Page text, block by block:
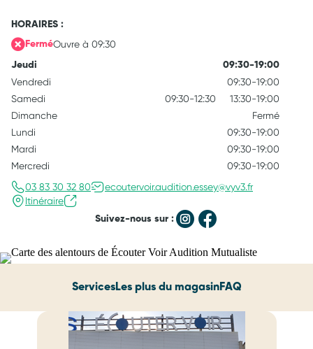
HORAIRES :
FerméOuvre à 09:30
Jeudi 09:30-19:00
Vendredi
09:30-19:00
Samedi
09:30-12:30
13:30-19:00
Dimanche
Fermé
Lundi
09:30-19:00
Mardi
09:30-19:00
Mercredi
09:30-19:00
03 83 30 32 80
ecoutervoir.audition.essey@vyv3.fr
Itinéraire
Suivez-nous sur :
ServicesLes plus du magasinFAQ